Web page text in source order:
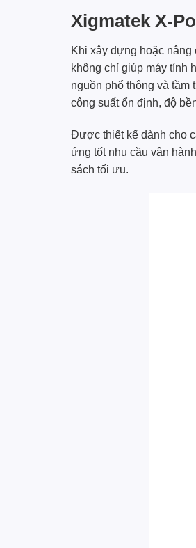
Xigmatek X-
Khi xây dựng hoặc
không chỉ giúp máy tính
nguồn phổ thông và tầm
công suất ổn định, độ
Được thiết kế dành cho
ứng tốt nhu cầu vận
sách tối ưu.